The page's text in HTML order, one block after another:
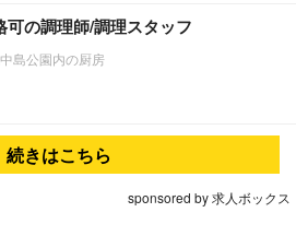
可の調理師/調理スタッフ
島公園内の厨房
続きはこちら
sponsored by 求人ボックス